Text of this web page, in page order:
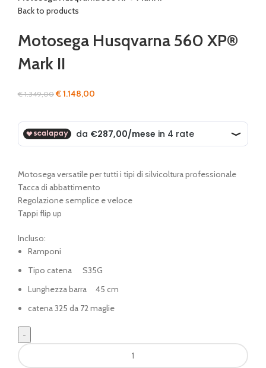
Back to products
Motosega Husqvarna 560 XP®
Mark II
€1.349,00Il
era:
€ 1.349,00.
€1.148,00
è:
€ 1.148,00.
Motosega versatile per tutti i tipi di silvicoltura professionale
Tacca di abbattimento
Regolazione semplice e veloce
Tappi flip up
Incluso:
Ramponi
Tipo catena S35G
Lunghezza barra 45 cm
catena 325 da 72 maglie
Motosega
Husqvarna